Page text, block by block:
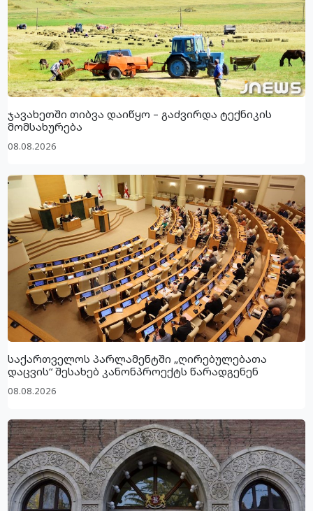
ჯავახეთში თიბვა დაიწყო – გაძვირდა ტექნიკის
მომსახურება
08.08.2026
საქართველოს პარლამენტში „ღირებულებათა
დაცვის“ შესახებ კანონპროექტს წარადგენენ
08.08.2026